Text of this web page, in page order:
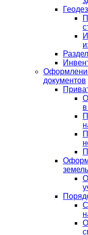
документов